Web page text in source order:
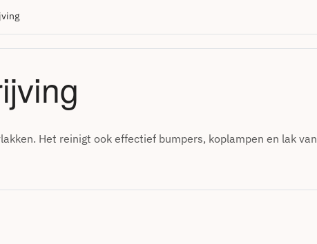
Het reinigt ook effectief bumpers, koplampen en lak van